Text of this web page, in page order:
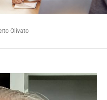
Olivato